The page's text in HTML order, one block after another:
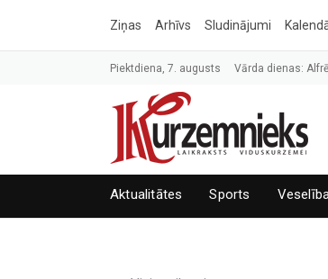
Ziņas Arhīvs Sludinājumi
Piektdiena, 7. augusts Vārda dienas:
Aktualitātes Sports